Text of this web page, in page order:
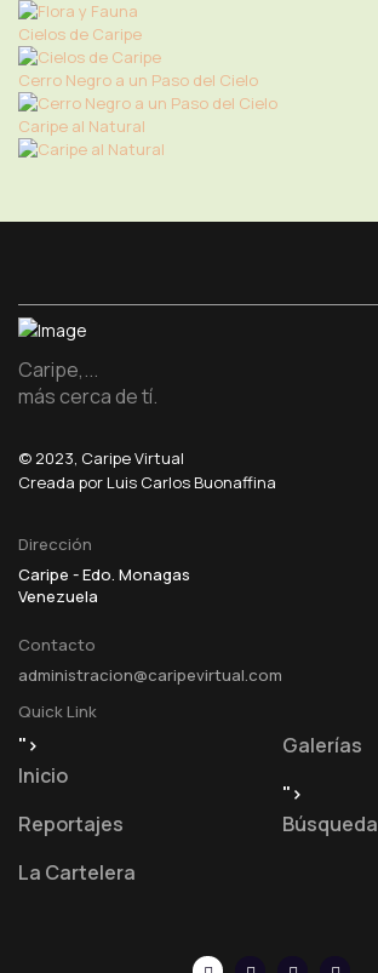
Cielos de Caripe
Cerro Negro a un Paso del Cielo
Caripe al Natural
Caripe,...
más cerca de tí.
© 2023, Caripe Virtual
Creada por Luis Carlos Buonaffina
Dirección
Caripe - Edo. Monagas
Venezuela
Contacto
administracion@caripevirtual.com
Quick Link
">
Inicio
Reportajes
La Cartelera
Galerías
">
Búsqueda